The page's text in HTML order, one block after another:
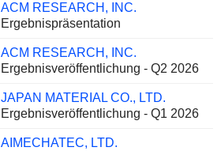
ACM RESEARCH, INC.
Ergebnispräsentation
ACM RESEARCH, INC.
Ergebnisveröffentlichung - Q2 2026
JAPAN MATERIAL CO., LTD.
Ergebnisveröffentlichung - Q1 2026
AIMECHATEC, LTD.